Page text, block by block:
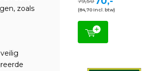
zoals
(84,70 Incl. btw)